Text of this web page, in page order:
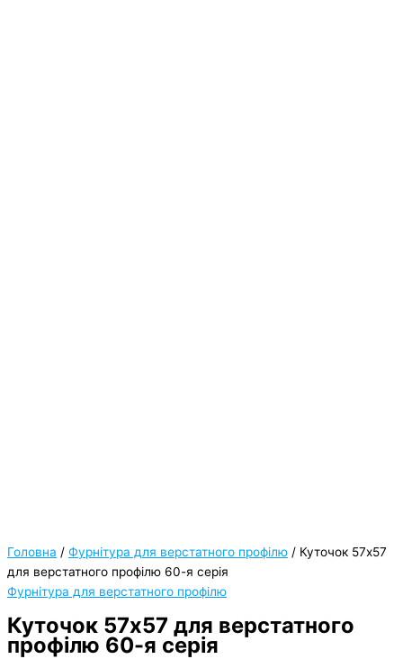
Головна / Фурнітура для верстатного профілю / Куточок 57х57
для верстатного профілю 60-я серія
Фурнітура для верстатного профілю
Куточок 57х57 для верстатного
профілю 60-я серія